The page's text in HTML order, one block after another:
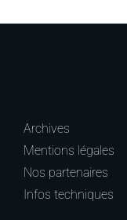
Archives
Mentions légales
Nos partenaires
Infos techniques